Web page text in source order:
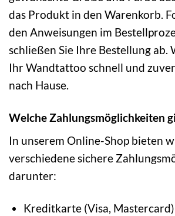
das Produkt in den Warenkorb.
den Anweisungen im
schließen Sie Ihre Bestellung ab.
Ihr Wandtattoo schnell und
nach Hause.
Welche Zahlungsmöglichkeiten
In unserem Online-Shop bieten
verschiedene sichere
darunter:
Kreditkarte (Visa, Mastercard)